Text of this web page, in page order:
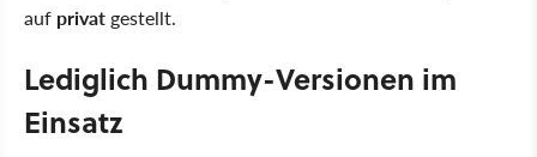
auf privat gestellt.
Lediglich Dummy-Versionen im
Einsatz